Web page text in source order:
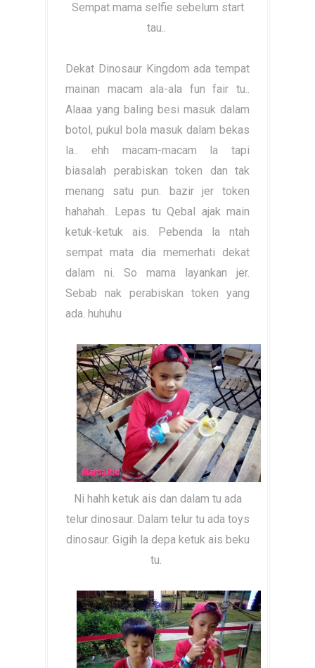
Sempat mama selfie sebelum start
tau..
Dekat Dinosaur Kingdom ada tempat
mainan macam ala-ala fun fair tu..
Alaaa yang baling besi masuk dalam
botol, pukul bola masuk dalam bekas
la.. ehh macam-macam la tapi
biasalah perabiskan token dan tak
menang satu pun. bazir jer token
hahahah.. Lepas tu Qebal ajak main
ketuk-ketuk ais. Pebenda la ntah
sempat mata dia memerhati dekat
dalam ni. So mama layankan jer.
Sebab nak perabiskan token yang
ada. huhuhu
Ni hahh ketuk ais dan dalam tu ada
telur dinosaur. Dalam telur tu ada toys
dinosaur. Gigih la depa ketuk ais beku
tu.